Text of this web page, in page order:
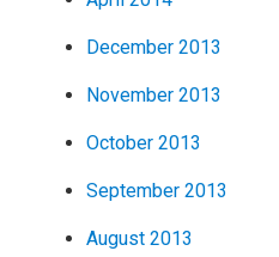
December 2013
November 2013
October 2013
September 2013
August 2013